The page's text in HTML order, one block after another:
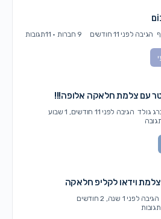
הגיבה לפני 11 חודשים 9 חברות · 11תגובות
עם צלמת חלאקה אלופה!!!
גולד הגיבה לפני 11 חודשים, 1 שבוע
וידאו לקליפ חלאקה
הגיבה לפני 1 שנה, 2 חודשים